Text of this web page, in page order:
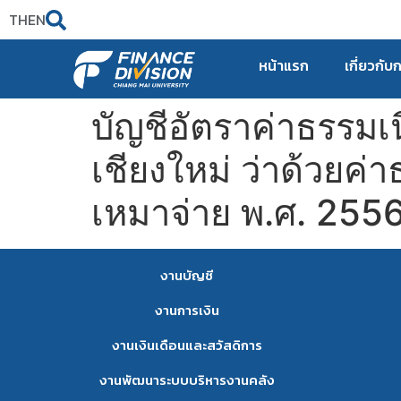
THEN
หน้าแรก เกี่ยวกับ
บัญชีอัตราค่าธรรม
เชียงใหม่ ว่าด้วยค่
เหมาจ่าย พ.ศ.
งานบัญชี
งานการเงิน
งานเงินเดือนและสวัสดิการ
งานพัฒนาระบบบริหารงานคลัง